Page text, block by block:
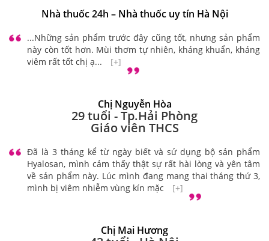
Nhà thuốc 24h – Nhà thuốc uy tín Hà Nội
...Những sản phẩm trước đây cũng tốt, nhưng sản phẩm
này còn tốt hơn. Mùi thơm tự nhiên, kháng khuẩn, kháng
viêm rất tốt chị ạ...
[+]
Chị Nguyễn Hòa
29 tuổi - Tp.Hải Phòng
Giáo viên THCS
Đã là 3 tháng kể từ ngày biết và sử dụng bộ sản phẩm
Hyalosan, mình cảm thấy thật sự rất hài lòng và yên tâm
về sản phẩm này. Lúc mình đang mang thai tháng thứ 3,
mình bị viêm nhiễm vùng kín mặc
[+]
Chị Mai Hương